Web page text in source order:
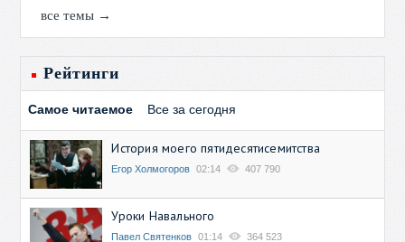
все темы →
Рейтинги
Самое читаемое Все за сегодня
История моего пятидесятисемитства
Егор Холмогоров 02:14 407 790
Уроки Навального
Павел Святенков 01:14 364 523